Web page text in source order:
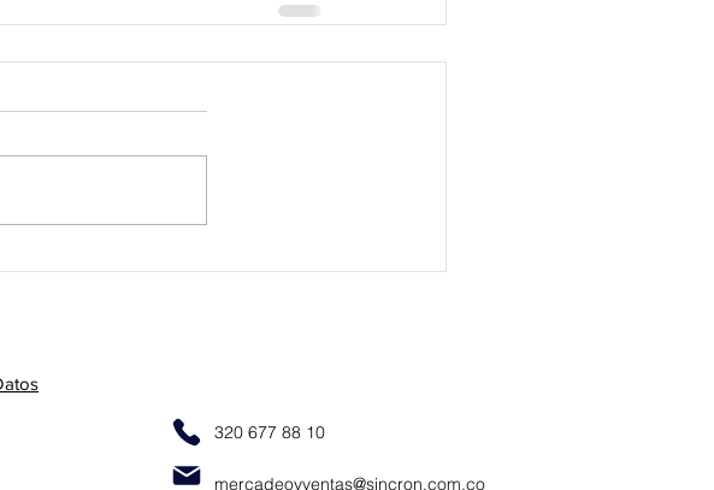
320 677 88 10
mercadeoyventas@sincron.com.co